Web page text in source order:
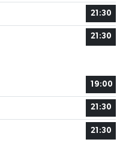
21:30
21:30
19:00
21:30
21:30